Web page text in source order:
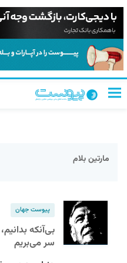
مارتین بلام
پیوست جهان
بی‌آنکه
سر می‌بریم